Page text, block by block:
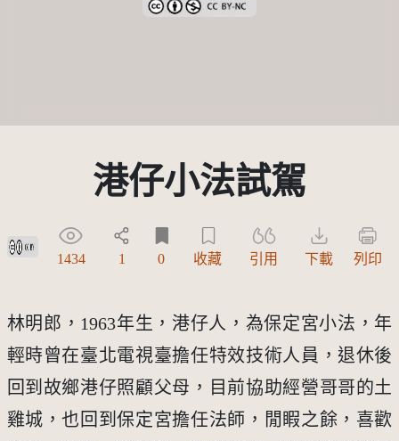
港仔小法試駕
創用CC姓名標示 3.0 台灣及其後版本(CC BY 3.0 TW +)
1434 1 0 收藏 引用 下載 列印
林明郎，1963年生，港仔人，為保定宮小法，年
輕時曾在臺北電視臺擔任特效技術人員，退休後
回到故鄉港仔照顧父母，目前協助經營哥哥的土
雞城，也回到保定宮擔任法師，閒睱之餘，喜歡